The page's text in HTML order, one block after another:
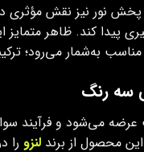
پخش نور نیز نقش
کند. ظاهر متمایز
به‌شمار می‌رود؛
می‌شود و فرآیند
محصول از برند لنزو را